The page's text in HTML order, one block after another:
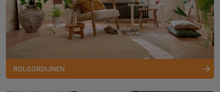
ROLGORDIJNEN